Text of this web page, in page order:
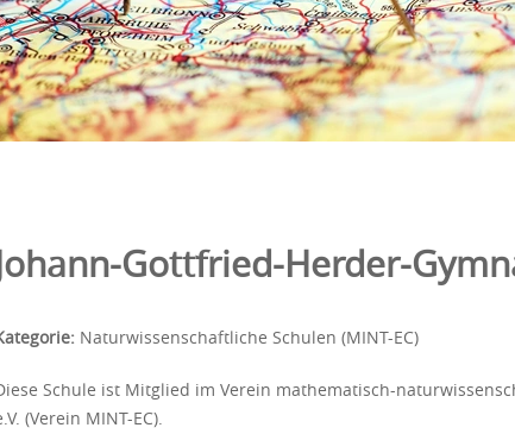
Gottfried-Herder-
Naturwissenschaftliche Schulen (MINT-EC)
Schule ist Mitglied im Verein mathematisch-
(Verein MINT-EC).